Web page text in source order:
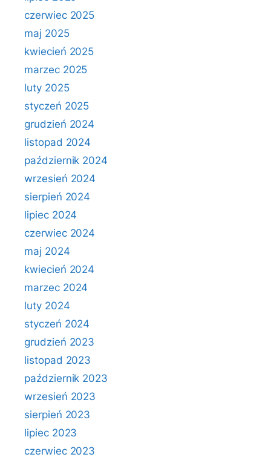
czerwiec 2025
maj 2025
kwiecień 2025
marzec 2025
luty 2025
styczeń 2025
grudzień 2024
listopad 2024
październik 2024
wrzesień 2024
sierpień 2024
lipiec 2024
czerwiec 2024
maj 2024
kwiecień 2024
marzec 2024
luty 2024
styczeń 2024
grudzień 2023
listopad 2023
październik 2023
wrzesień 2023
sierpień 2023
lipiec 2023
czerwiec 2023